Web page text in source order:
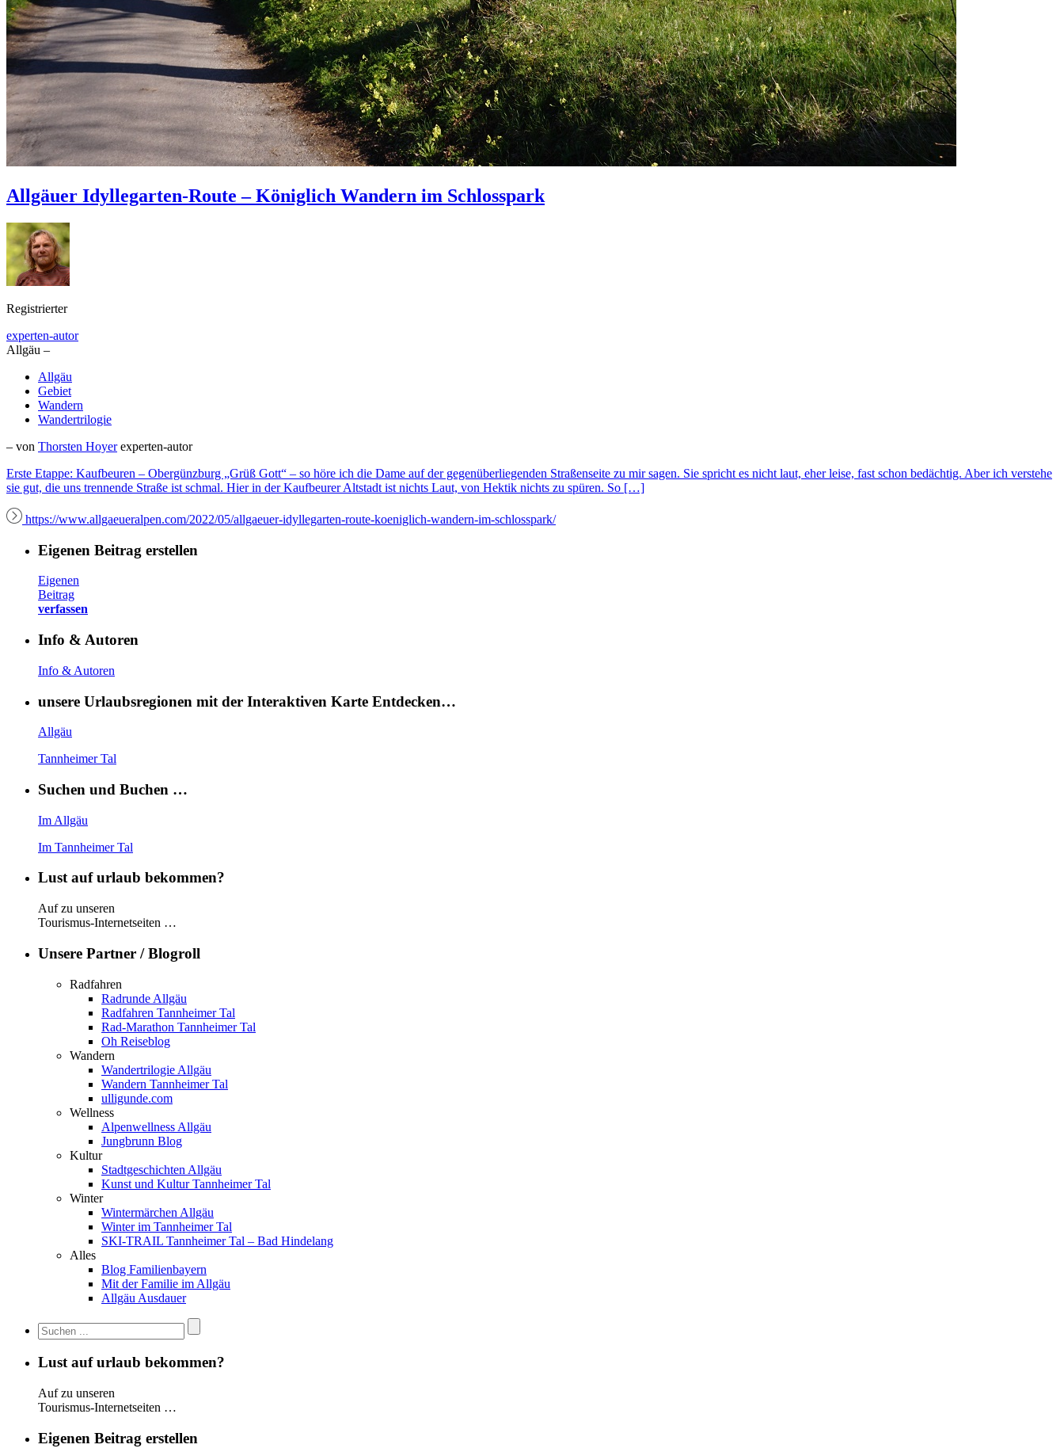
Allgäuer Idyllegarten-Route – Königlich Wandern im Schlosspark
Registrierter
experten-autor
Allgäu –
Allgäu
Gebiet
Wandern
Wandertrilogie
– von Thorsten Hoyer experten-autor
Erste Etappe: Kaufbeuren – Obergünzburg „Grüß Gott“ – so höre ich die Dame auf der gegenüberliegenden Straßenseite zu mir sagen. Sie spricht es nicht laut, eher leise, fast schon bedächtig. Aber ich verstehe
sie gut, die uns trennende Straße ist schmal. Hier in der Kaufbeurer Altstadt ist nichts Laut, von Hektik nichts zu spüren. So […]
https://www.allgaeueralpen.com/2022/05/allgaeuer-idyllegarten-route-koeniglich-wandern-im-schlosspark/
Eigenen Beitrag erstellen
Eigenen
Beitrag
verfassen
Info & Autoren
Info & Autoren
unsere Urlaubsregionen mit der Interaktiven Karte Entdecken…
Allgäu
Tannheimer Tal
Suchen und Buchen …
Im Allgäu
Im Tannheimer Tal
Lust auf urlaub bekommen?
Auf zu unseren
Tourismus-Internetseiten …
Unsere Partner / Blogroll
Radfahren
Radrunde Allgäu
Radfahren Tannheimer Tal
Rad-Marathon Tannheimer Tal
Oh Reiseblog
Wandern
Wandertrilogie Allgäu
Wandern Tannheimer Tal
ulligunde.com
Wellness
Alpenwellness Allgäu
Jungbrunn Blog
Kultur
Stadtgeschichten Allgäu
Kunst und Kultur Tannheimer Tal
Winter
Wintermärchen Allgäu
Winter im Tannheimer Tal
SKI-TRAIL Tannheimer Tal – Bad Hindelang
Alles
Blog Familienbayern
Mit der Familie im Allgäu
Allgäu Ausdauer
Lust auf urlaub bekommen?
Auf zu unseren
Tourismus-Internetseiten …
Eigenen Beitrag erstellen